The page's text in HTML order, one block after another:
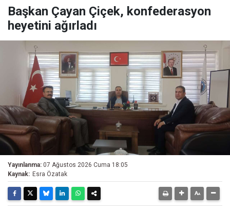
Başkan Çayan Çiçek, konfederasyon
heyetini ağırladı
Yayınlanma: 07 Ağustos 2026 Cuma 18:05
Kaynak: Esra Özatak